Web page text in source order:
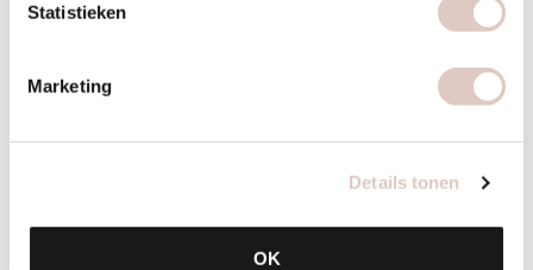
Statistieken
Marketing
Details tonen
OK
PROBEER EEN WORKOUT!
Kaatstraat 121